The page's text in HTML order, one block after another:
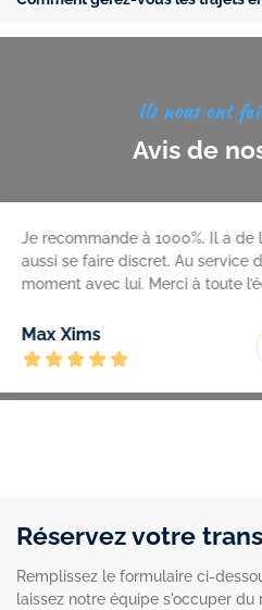
Avis de
Ils nous ont
Xims
à 1000%. Il a de la
se faire discret. Au service du
avec lui. Merci à toute
Réservez votre
Remplissez le formulaire ci-
laissez notre équipe s'occuper du